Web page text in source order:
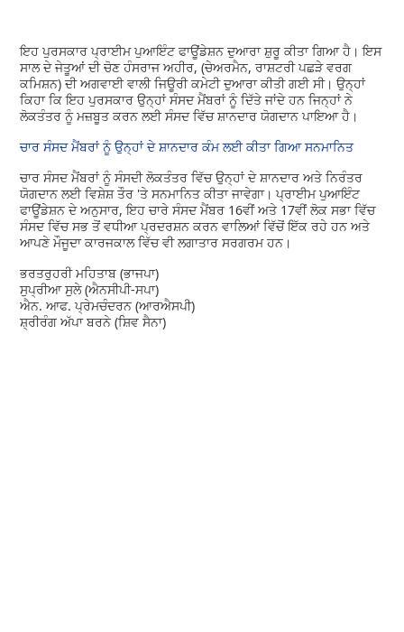
ਇਹ ਪੁਰਸਕਾਰ ਪ੍ਰਾਈਮ ਪੁਆਇੰਟ ਫਾਊਂਡੇਸ਼ਨ ਦੁਆਰਾ ਸ਼ੁਰੂ ਕੀਤਾ ਗਿਆ ਹੈ। ਇਸ
ਸਾਲ ਦੇ ਜੇਤੂਆਂ ਦੀ ਚੋਣ ਹੰਸਰਾਜ ਅਹੀਰ, (ਚੇਅਰਮੈਨ, ਰਾਸ਼ਟਰੀ ਪਛੜੇ ਵਰਗ
ਕਮਿਸ਼ਨ) ਦੀ ਅਗਵਾਈ ਵਾਲੀ ਜਿਊਰੀ ਕਮੇਟੀ ਦੁਆਰਾ ਕੀਤੀ ਗਈ ਸੀ। ਉਨ੍ਹਾਂ
ਕਿਹਾ ਕਿ ਇਹ ਪੁਰਸਕਾਰ ਉਨ੍ਹਾਂ ਸੰਸਦ ਮੈਂਬਰਾਂ ਨੂੰ ਦਿੱਤੇ ਜਾਂਦੇ ਹਨ ਜਿਨ੍ਹਾਂ ਨੇ
ਲੋਕਤੰਤਰ ਨੂੰ ਮਜ਼ਬੂਤ ​​ਕਰਨ ਲਈ ਸੰਸਦ ਵਿੱਚ ਸ਼ਾਨਦਾਰ ਯੋਗਦਾਨ ਪਾਇਆ ਹੈ।
ਚਾਰ ਸੰਸਦ ਮੈਂਬਰਾਂ ਨੂੰ ਉਨ੍ਹਾਂ ਦੇ ਸ਼ਾਨਦਾਰ ਕੰਮ ਲਈ ਕੀਤਾ ਗਿਆ ਸਨਮਾਨਿਤ
ਚਾਰ ਸੰਸਦ ਮੈਂਬਰਾਂ ਨੂੰ ਸੰਸਦੀ ਲੋਕਤੰਤਰ ਵਿੱਚ ਉਨ੍ਹਾਂ ਦੇ ਸ਼ਾਨਦਾਰ ਅਤੇ ਨਿਰੰਤਰ
ਯੋਗਦਾਨ ਲਈ ਵਿਸ਼ੇਸ਼ ਤੌਰ 'ਤੇ ਸਨਮਾਨਿਤ ਕੀਤਾ ਜਾਵੇਗਾ। ਪ੍ਰਾਈਮ ਪੁਆਇੰਟ
ਫਾਊਂਡੇਸ਼ਨ ਦੇ ਅਨੁਸਾਰ, ਇਹ ਚਾਰੇ ਸੰਸਦ ਮੈਂਬਰ 16ਵੀਂ ਅਤੇ 17ਵੀਂ ਲੋਕ ਸਭਾ ਵਿੱਚ
ਸੰਸਦ ਵਿੱਚ ਸਭ ਤੋਂ ਵਧੀਆ ਪ੍ਰਦਰਸ਼ਨ ਕਰਨ ਵਾਲਿਆਂ ਵਿੱਚੋਂ ਇੱਕ ਰਹੇ ਹਨ ਅਤੇ
ਆਪਣੇ ਮੌਜੂਦਾ ਕਾਰਜਕਾਲ ਵਿੱਚ ਵੀ ਲਗਾਤਾਰ ਸਰਗਰਮ ਹਨ।
ਭਰਤਰੁਹਰੀ ਮਹਿਤਾਬ (ਭਾਜਪਾ)
ਸੁਪ੍ਰੀਆ ਸੁਲੇ (ਐਨਸੀਪੀ-ਸਪਾ)
ਐਨ. ਆਫ. ਪ੍ਰੇਮਚੰਦਰਨ (ਆਰਐਸਪੀ)
ਸ਼੍ਰੀਰੰਗ ਅੱਪਾ ਬਰਨੇ (ਸ਼ਿਵ ਸੈਨਾ)